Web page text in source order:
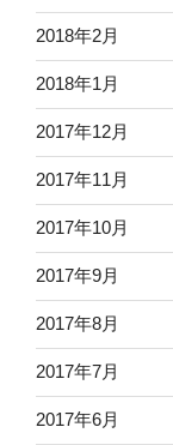
2018年2月
2018年1月
2017年12月
2017年11月
2017年10月
2017年9月
2017年8月
2017年7月
2017年6月